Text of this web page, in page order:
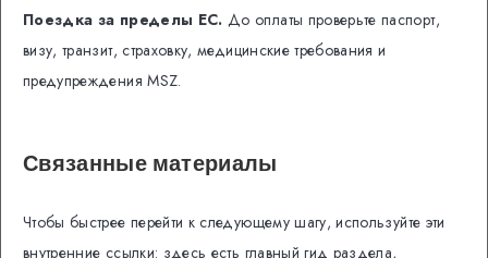
Поездка за пределы ЕС. До оплаты проверьте паспорт,
визу, транзит, страховку, медицинские требования и
предупреждения MSZ.
Связанные материалы
Чтобы быстрее перейти к следующему шагу, используйте эти
внутренние ссылки: здесь есть главный гид раздела,